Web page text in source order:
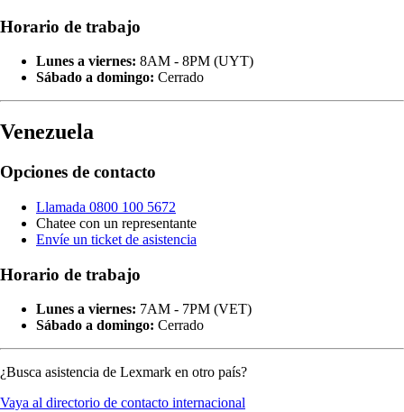
Horario de trabajo
Lunes a viernes: 8AM - 8PM (UYT)
Sábado a domingo: Cerrado
Venezuela
Opciones de contacto
Llamada 0800 100 5672
Chatee con un representante
Envíe un ticket de asistencia
Horario de trabajo
Lunes a viernes: 7AM - 7PM (VET)
Sábado a domingo: Cerrado
¿Busca asistencia de Lexmark en otro país?
Vaya al directorio de contacto internacional